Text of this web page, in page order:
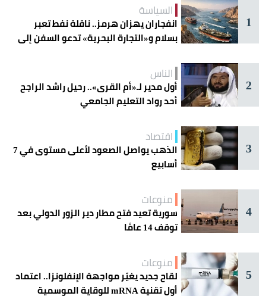
1
السياسة
انفجاران يهزان هرمز.. ناقلة نفط تعبر
بسلام و«التجارة البحرية» تدعو السفن إلى
2
الناس
أول مدير لـ«أم القرى».. رحيل راشد الراجح
أحد رواد التعليم الجامعي
3
اقتصاد
الذهب يواصل الصعود لأعلى مستوى في 7
أسابيع
4
منوعات
سورية تعيد فتح مطار دير الزور الدولي بعد
توقف 14 عامًا
5
منوعات
لقاح جديد يغيّر مواجهة الإنفلونزا.. اعتماد
أول تقنية mRNA للوقاية الموسمية